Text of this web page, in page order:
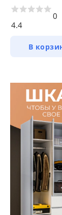
4.4
0
В